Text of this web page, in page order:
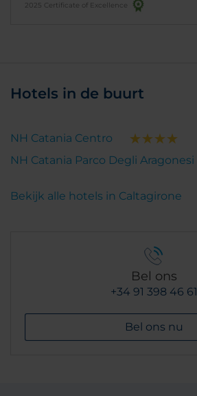
2025 Certificate of Excellence
Hotels in de buurt
NH Catania Centro
NH Catania Parco Degli Aragonesi
Bekijk alle hotels in Caltagirone
Bel ons
+34 91 398 46 61
Bel ons nu